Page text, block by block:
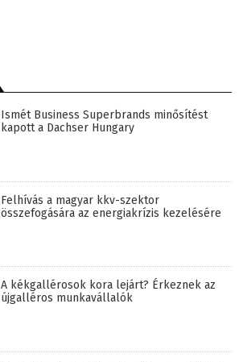
Ismét Business Superbrands minősítést
kapott a Dachser Hungary
Felhívás a magyar kkv-szektor
összefogására az energiakrízis kezelésére
A kékgallérosok kora lejárt? Érkeznek az
újgalléros munkavállalók